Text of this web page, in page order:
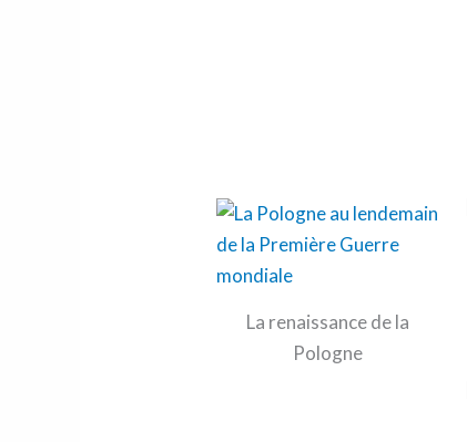
La renaissance de la
Pologne